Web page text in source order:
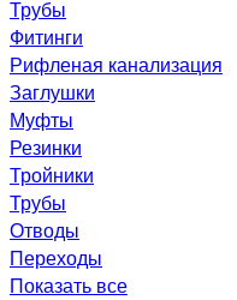
Трубы
Фитинги
Рифленая канализация
Заглушки
Муфты
Резинки
Тройники
Трубы
Отводы
Переходы
Показать все